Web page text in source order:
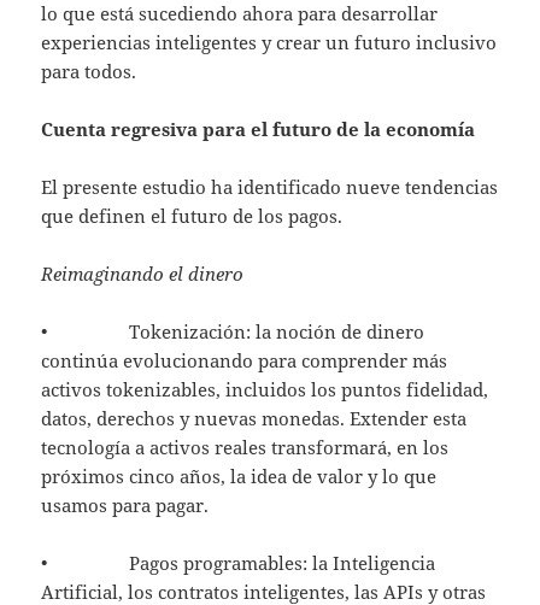
lo que está sucediendo ahora para desarrollar
experiencias inteligentes y crear un futuro inclusivo
para todos.
Cuenta regresiva para el futuro de la economía
El presente estudio ha identificado nueve tendencias
que definen el futuro de los pagos.
Reimaginando el dinero
• Tokenización: la noción de dinero
continúa evolucionando para comprender más
activos tokenizables, incluidos los puntos fidelidad,
datos, derechos y nuevas monedas. Extender esta
tecnología a activos reales transformará, en los
próximos cinco años, la idea de valor y lo que
usamos para pagar.
• Pagos programables: la Inteligencia
Artificial, los contratos inteligentes, las APIs y otras